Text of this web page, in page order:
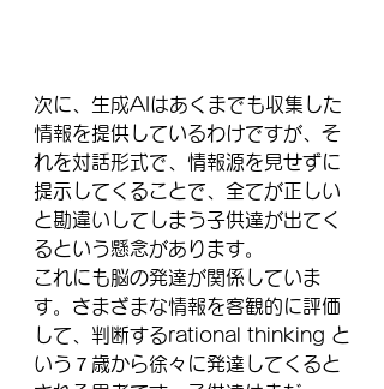
次に、生成AIはあくまでも収集した
情報を提供しているわけですが、そ
れを対話形式で、情報源を見せずに
提示してくることで、全てが正しい
と勘違いしてしまう子供達が出てく
るという懸念があります。
これにも脳の発達が関係していま
す。さまざまな情報を客観的に評価
して、判断するrational thinking と
いう７歳から徐々に発達してくると